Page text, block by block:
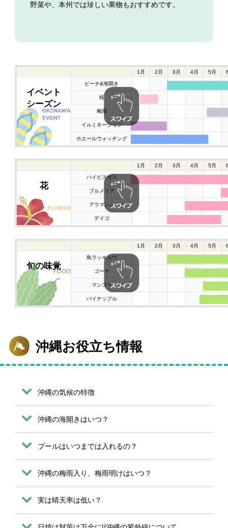
野菜や、本州では珍しい果物もおすすめです。
1月 2月 3月 4月 5月
イベント
シーズン
ビーチ&海開き
桜
梅雨
イルミネーション
ホエールウォッチング
1月 2月 3月 4月 5月
花
ハイビスカス
プルメリア
アラマンダ
デイゴ
1月 2月 3月 4月 5月
旬の味覚
島ラッキョウ
ゴーヤ
マンゴー
パイナップル
沖縄お役立ち情報
沖縄の気候の特徴
沖縄の海開きはいつ？
プールはいつまでは入れるの？
沖縄の梅雨入り、梅雨明けはいつ？
実は晴天率は低い？